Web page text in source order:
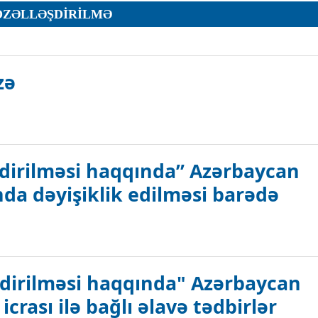
haqqında” Azərbaycan
dəyişiklik edilməsi barədə
Respublikasının Qanununda dəyişiklik edilməsi barədə
haqqında" Azərbaycan
ilə bağlı əlavə tədbirlər